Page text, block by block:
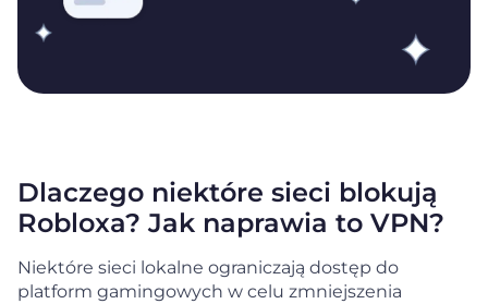
Dlaczego niektóre sieci blokują
Robloxa? Jak naprawia to VPN?
Niektóre sieci lokalne ograniczają dostęp do
platform gamingowych w celu zmniejszenia